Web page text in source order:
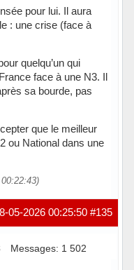
pour lui. Il aura
: une crise (face à
quelqu’un qui
face à une N3. Il
sa bourde, pas
que le meilleur
ou National dans une
#135
05-2026 00:25:50
Messages: 1 502